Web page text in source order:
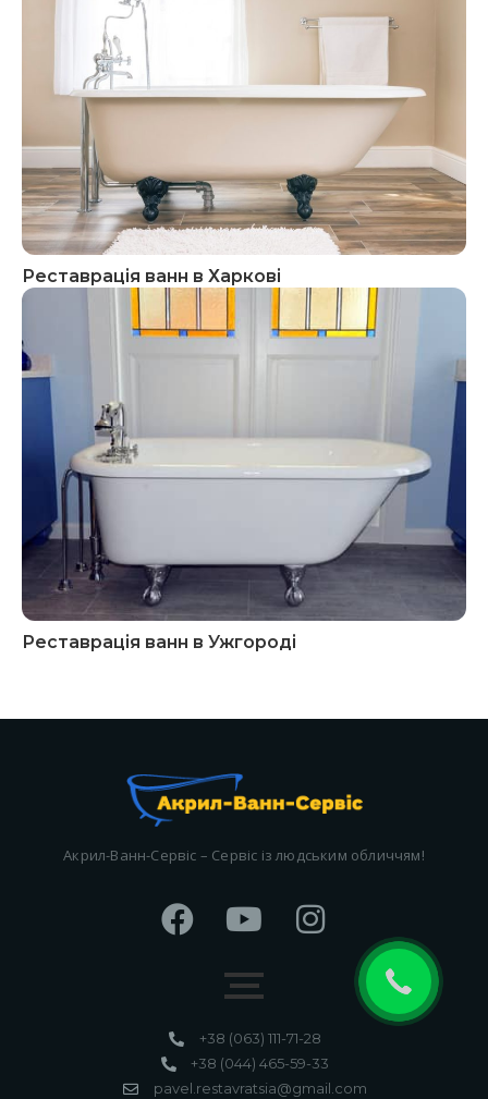
Реставрація ванн в Харкові
Реставрація ванн в Ужгороді
Акрил-Ванн-Сервіс – Сервіс із людським обличчям!
+38 (063) 111-71-28
+38 (044) 465-59-33
pavel.restavratsia@gmail.com